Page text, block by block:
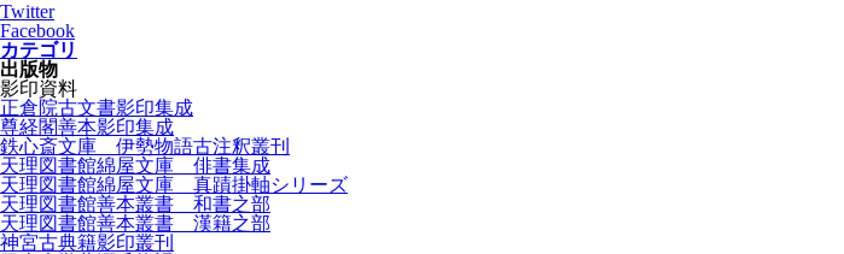
Twitter
Facebook
カテゴリ
出版物
影印資料
正倉院古文書影印集成
尊経閣善本影印集成
鉄心斎文庫 伊勢物語古注釈叢刊
天理図書館綿屋文庫 俳書集成
天理図書館綿屋文庫 真蹟掛軸シリーズ
天理図書館善本叢書 和書之部
天理図書館善本叢書 漢籍之部
神宮古典籍影印叢刊